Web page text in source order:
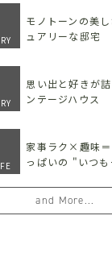
モノトーンの美
ュアリーな邸宅
思い出と好きが
ンテージハウス
家事ラク×趣味
っぱいの "いつ
and More...